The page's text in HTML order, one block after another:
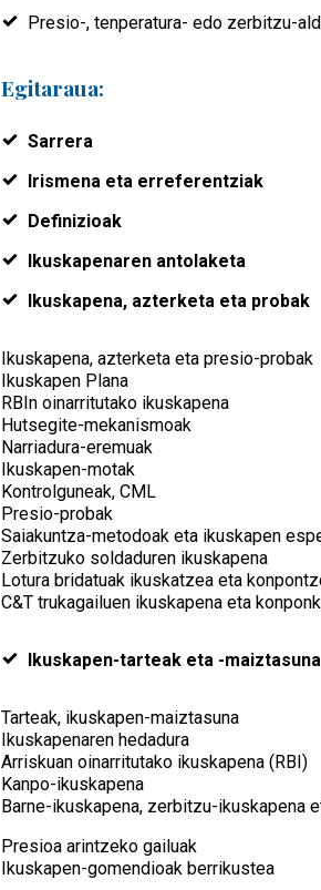
Presio-, tenperatura- edo zerbitzu-
Egitaraua:
Sarrera
Irismena eta erreferentziak
Definizioak
Ikuskapenaren antolaketa
Ikuskapena, azterketa eta probak
Ikuskapena, azterketa eta presio-probak
Ikuskapen Plana
RBIn oinarritutako ikuskapena
Hutsegite-mekanismoak
Narriadura-eremuak
Ikuskapen-motak
Kontrolguneak, CML
Presio-probak
Saiakuntza-metodoak eta ikuskapen
Zerbitzuko soldaduren ikuskapena
Lotura bridatuak ikuskatzea eta
C&T trukagailuen ikuskapena eta
Ikuskapen-tarteak eta -maiztasuna
Tarteak, ikuskapen-maiztasuna
Ikuskapenaren hedadura
Arriskuan oinarritutako ikuskapena (RBI)
Kanpo-ikuskapena
Barne-ikuskapena, zerbitzu-ikuskapena
Presioa arintzeko gailuak
Ikuskapen-gomendioak berrikustea